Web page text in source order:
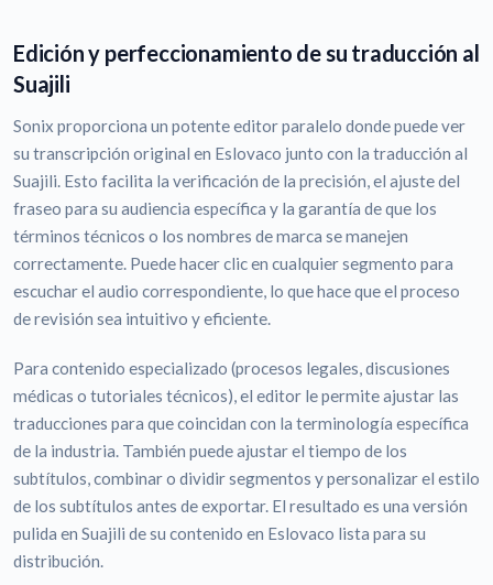
Edición y perfeccionamiento de su traducción al
Suajili
Sonix proporciona un potente editor paralelo donde puede ver
su transcripción original en Eslovaco junto con la traducción al
Suajili. Esto facilita la verificación de la precisión, el ajuste del
fraseo para su audiencia específica y la garantía de que los
términos técnicos o los nombres de marca se manejen
correctamente. Puede hacer clic en cualquier segmento para
escuchar el audio correspondiente, lo que hace que el proceso
de revisión sea intuitivo y eficiente.
Para contenido especializado (procesos legales, discusiones
médicas o tutoriales técnicos), el editor le permite ajustar las
traducciones para que coincidan con la terminología específica
de la industria. También puede ajustar el tiempo de los
subtítulos, combinar o dividir segmentos y personalizar el estilo
de los subtítulos antes de exportar. El resultado es una versión
pulida en Suajili de su contenido en Eslovaco lista para su
distribución.